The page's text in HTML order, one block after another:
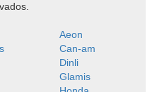
Aeon
Can-am
Dinli
Glamis